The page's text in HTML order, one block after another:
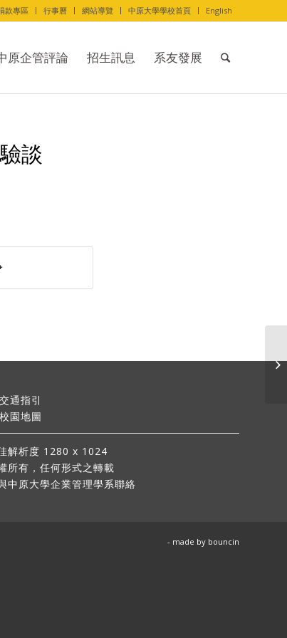
款專區 行事曆 網站導覽 中原大學學校首頁 English
原企管評論 招生訊息 系友發展
談
交通指引
校園地圖
解析度 1280 x 1024
所有，任何形式之轉載
中原大學企業管理學系聯絡
- made by bouncin